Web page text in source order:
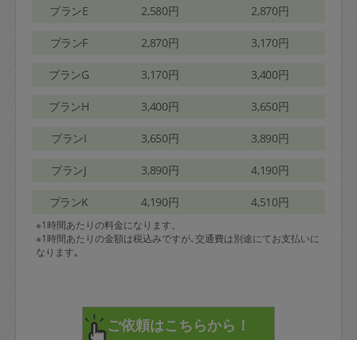
プランE 2,580円 2,870円
プランF 2,870円 3,170円
プランG 3,170円 3,400円
プランH 3,400円 3,650円
プランI 3,650円 3,890円
プランJ 3,890円 4,190円
プランK 4,190円 4,510円
※1時間あたりの料金になります。
※1時間あたりの金額は税込みですが､交通費は別途にてお支払いに
なります｡